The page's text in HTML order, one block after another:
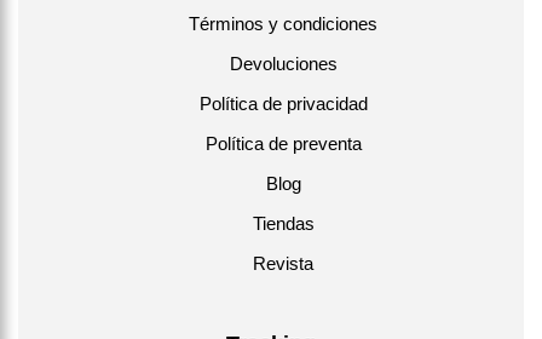
Términos y condiciones
Devoluciones
Política de privacidad
Política de preventa
Blog
Tiendas
Revista